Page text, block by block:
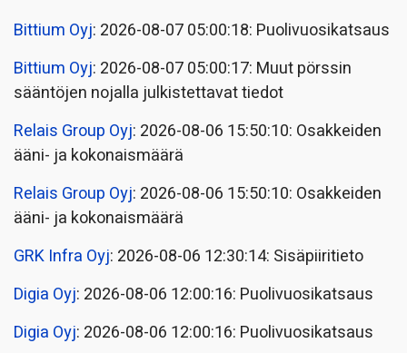
Bittium Oyj: 2026-08-07 05:00:18: Puolivuosikatsaus
Bittium Oyj: 2026-08-07 05:00:17: Muut pörssin
sääntöjen nojalla julkistettavat tiedot
Relais Group Oyj: 2026-08-06 15:50:10: Osakkeiden
ääni- ja kokonaismäärä
Relais Group Oyj: 2026-08-06 15:50:10: Osakkeiden
ääni- ja kokonaismäärä
GRK Infra Oyj: 2026-08-06 12:30:14: Sisäpiiritieto
Digia Oyj: 2026-08-06 12:00:16: Puolivuosikatsaus
Digia Oyj: 2026-08-06 12:00:16: Puolivuosikatsaus